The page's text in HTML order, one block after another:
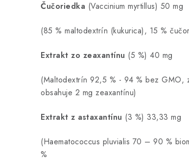
Čučoriedka (Vaccinium myrtillus) 50 mg
(85 % maltodextrín (kukurica), 15 %
Extrakt zo zeaxantínu (5 %) 40 mg
(Maltodextrín 92,5 % - 94 % bez
obsahuje 2 mg zeaxantínu)
Extrakt z astaxantínu (3 %) 33,33 mg
(Haematococcus pluvialis 70 – 90 %
%